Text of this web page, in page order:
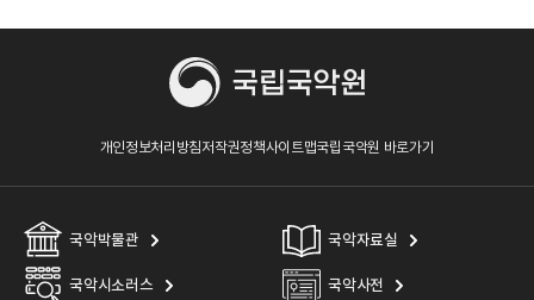
개인정보처리방침저작권정책사이트맵국립국악원 바로가기
국악박물관 국악자료실
국악시소러스 국악사전